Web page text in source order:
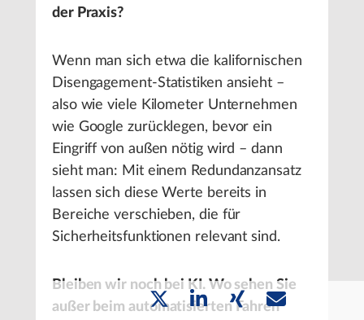
der Praxis?
Wenn man sich etwa die kalifornischen
Disengagement-Statistiken ansieht –
also wie viele Kilometer Unternehmen
wie Google zurücklegen, bevor ein
Eingriff von außen nötig wird – dann
sieht man: Mit einem Redundanzansatz
lassen sich diese Werte bereits in
Bereiche verschieben, die für
Sicherheitsfunktionen relevant sind.
Bleiben wir noch bei KI. Wo sehen Sie
außer beim automatisierten Fahren